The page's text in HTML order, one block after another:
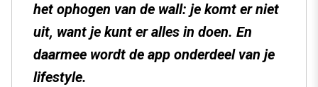
het ophogen van de wall: je komt er niet
uit, want je kunt er alles in doen. En
daarmee wordt de app onderdeel van je
lifestyle.